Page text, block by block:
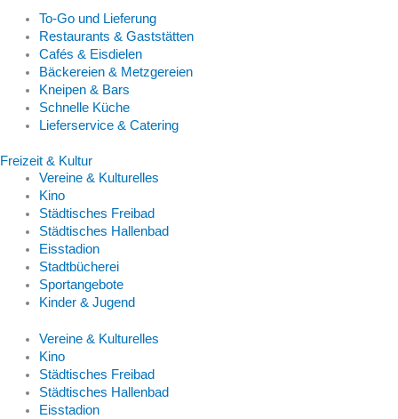
To-Go und Lieferung
Restaurants & Gaststätten
Cafés & Eisdielen
Bäckereien & Metzgereien
Kneipen & Bars
Schnelle Küche
Lieferservice & Catering
Freizeit & Kultur
Vereine & Kulturelles
Kino
Städtisches Freibad
Städtisches Hallenbad
Eisstadion
Stadtbücherei
Sportangebote
Kinder & Jugend
Vereine & Kulturelles
Kino
Städtisches Freibad
Städtisches Hallenbad
Eisstadion